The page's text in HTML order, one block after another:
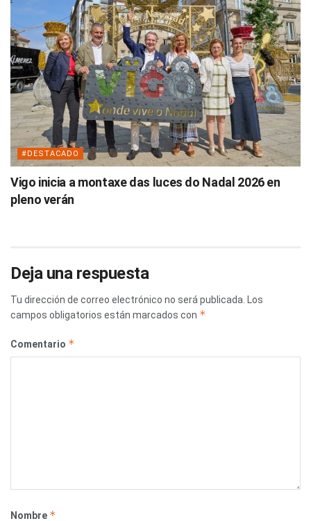
#DESTACADO
Vigo inicia a montaxe das luces do Nadal 2026 en
pleno verán
Deja una respuesta
Tu dirección de correo electrónico no será publicada.
Los
campos obligatorios están marcados con *
Comentario *
Nombre *